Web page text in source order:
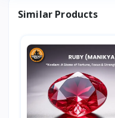
Similar Products